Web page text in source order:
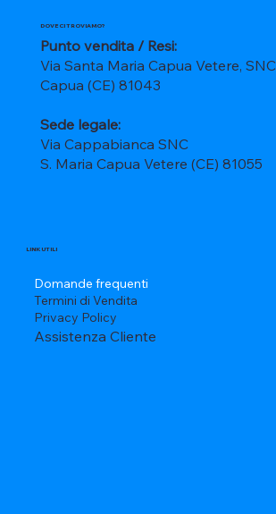
DOVE CI TROVIAMO?
Punto vendita / Resi:
Via Santa Maria Capua Vetere, SNC
Capua (CE) 81043
Sede legale:
Via Cappabianca SNC
S. Maria Capua Vetere (CE) 81055
LINK UTILI
Domande frequenti
Termini di Vendita
Privacy Policy
Assistenza Cliente